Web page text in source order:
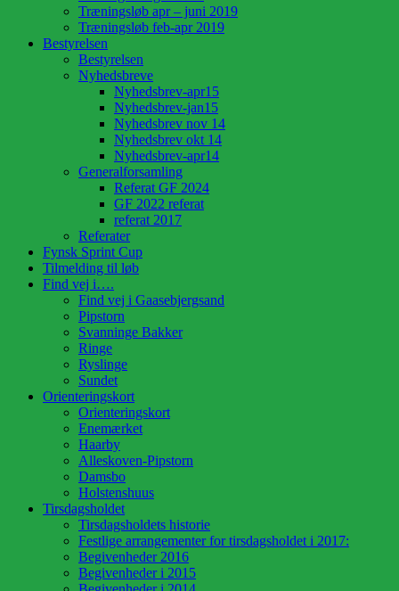
Træningsløb apr – juni 2019
Træningsløb feb-apr 2019
Bestyrelsen
Bestyrelsen
Nyhedsbreve
Nyhedsbrev-apr15
Nyhedsbrev-jan15
Nyhedsbrev nov 14
Nyhedsbrev okt 14
Nyhedsbrev-apr14
Generalforsamling
Referat GF 2024
GF 2022 referat
referat 2017
Referater
Fynsk Sprint Cup
Tilmelding til løb
Find vej i….
Find vej i Gaasebjergsand
Pipstorn
Svanninge Bakker
Ringe
Ryslinge
Sundet
Orienteringskort
Orienteringskort
Enemærket
Haarby
Alleskoven-Pipstorn
Damsbo
Holstenshuus
Tirsdagsholdet
Tirsdagsholdets historie
Festlige arrangementer for tirsdagsholdet i 2017:
Begivenheder 2016
Begivenheder i 2015